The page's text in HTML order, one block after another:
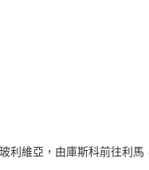
維亞，由庫斯科前往利馬